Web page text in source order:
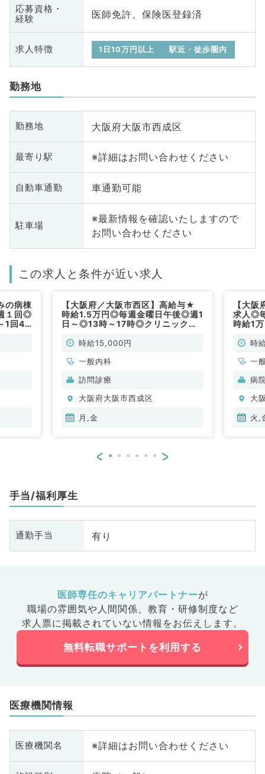
応募資格・
経験
医師免許、保険医登録済
求人特徴 1日10万円以上 駅近・徒歩圏内
勤務地
勤務地 大阪府大阪市西成区
最寄り駅 ※詳細はお問い合わせください
自動車通勤 車通勤可能
駐車場
※最新情報を確認いたしますので
お問い合わせください
この求人と条件が近い求人
の病棟
１回◎
1回4
【大阪府／大阪市西区】高給与★
時給1.5万円◎毎週金曜日午後◎週1
日～◎13時～17時◎クリニックで
非常勤）
時給15,000円
一般内科
訪問診療
大阪府大阪市西成区
月,金
【大
求人◎
時給1
時
一
病
大
火,
< >
手当/福利厚生
通勤手当 有り
医師専任のキャリアパートナーが
職場の雰囲気や人間関係、 教育・研修制度など
求人票に掲載されていない情報をお伝えします。
無料転職サポートを利用する
医療機関情報
医療機関名 ※詳細はお問い合わせください